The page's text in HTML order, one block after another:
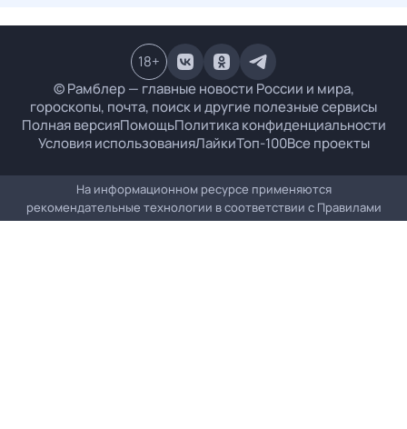
© Рамблер — главные новости России и мира,
гороскопы, почта, поиск и другие полезные сервисы
Полная версияПомощьПолитика конфиденциальности
Условия использованияЛайкиТоп-100Все проекты
18+
На информационном ресурсе применяются
рекомендательные технологии в соответствии с Правилами